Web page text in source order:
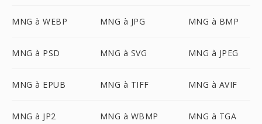
MNG à WEBP MNG à JPG MNG à BMP
MNG à PSD MNG à SVG MNG à JPEG
MNG à EPUB MNG à TIFF MNG à AVIF
MNG à JP2 MNG à WBMP MNG à TGA